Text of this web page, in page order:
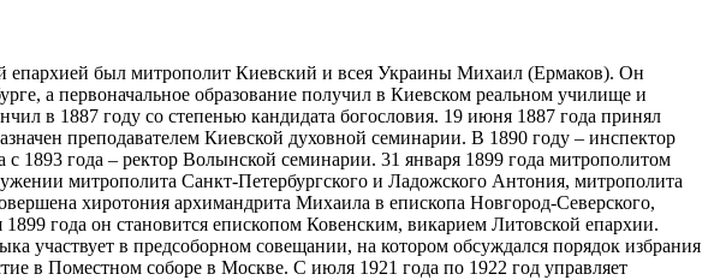
епархией был митрополит Киевский и всея Украины Михаил (Ермаков). Он
а первоначальное образование получил в Киевском реальном училище и
в 1887 году со степенью кандидата богословия. 19 июня 1887 года принял
преподавателем Киевской духовной семинарии. В 1890 году – инспектор
1893 года – ректор Волынской семинарии. 31 января 1899 года митрополитом
митрополита Санкт-Петербургского и Ладожского Антония, митрополита
хиротония архимандрита Михаила в епископа Новгород-Северского,
года он становится епископом Ковенским, викарием Литовской епархии.
участвует в предсоборном совещании, на котором обсуждался порядок избрания
в Поместном соборе в Москве. С июля 1921 года по 1922 год управляет